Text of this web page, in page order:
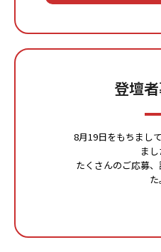
登壇
8月19日をもちまして
まし
たくさんのご応募、
た。